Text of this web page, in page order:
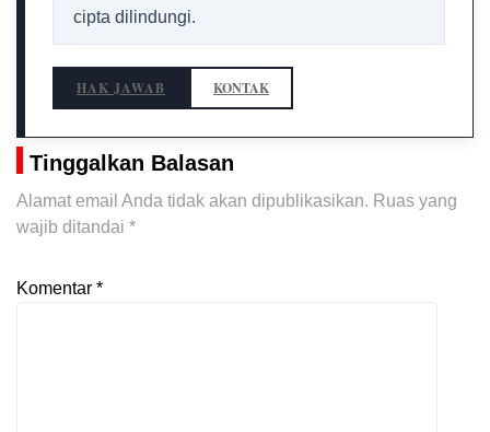
cipta dilindungi.
HAK JAWAB KONTAK
Tinggalkan Balasan
Alamat email Anda tidak akan dipublikasikan. Ruas yang
wajib ditandai *
Komentar *